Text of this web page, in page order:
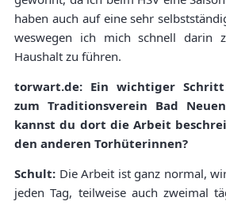
haben auch auf eine sehr
weswegen ich mich schnell darin
Haushalt zu führen.
torwart.de: Ein wichtiger
zum Traditionsverein Bad
kannst du dort die Arbeit
den anderen Torhüterinnen?
Schult: Die Arbeit ist ganz normal,
jeden Tag, teilweise auch zweimal